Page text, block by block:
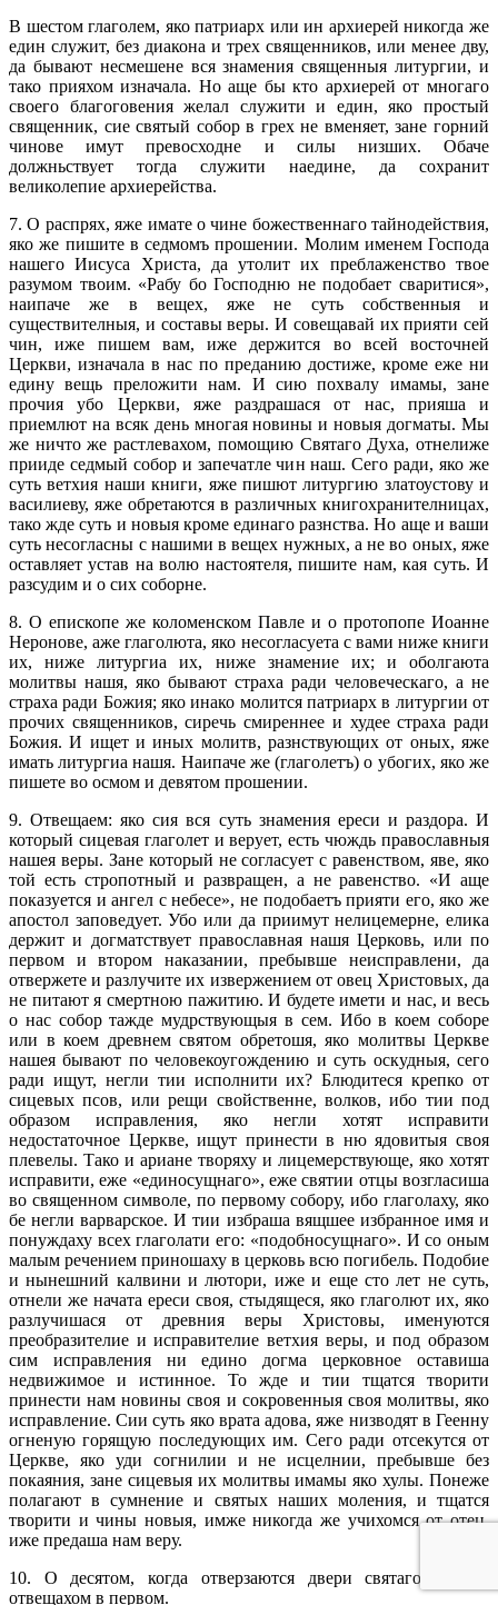
В шестом глаголем, яко патриарх или ин архиерей никогда же
един служит, без диакона и трех священников, или менее дву,
да бывают несмешене вся знамения священныя литургии, и
тако прияхом изначала. Но аще бы кто архиерей от многаго
своего благоговения желал служити и един, яко простый
священник, сие святый собор в грех не вменяет, зане горний
чинове имут превосходне и силы низших. Обаче
должньствует тогда служити наедине, да сохранит
великолепие архиерейства.
7. О распрях, яже имате о чине божественнаго тайнодействия,
яко же пишите в седмомъ прошении. Молим именем Господа
нашего Иисуса Христа, да утолит их преблаженство твое
разумом твоим. «Рабу бо Господню не подобает сваритися»,
наипаче же в вещех, яже не суть собственныя и
существителныя, и составы веры. И совещавай их прияти сей
чин, иже пишем вам, иже держится во всей восточней
Церкви, изначала в нас по преданию достиже, кроме еже ни
едину вещь преложити нам. И сию похвалу имамы, зане
прочия убо Церкви, яже раздрашася от нас, прияша и
приемлют на всяк день многая новины и новыя догматы. Мы
же ничто же растлевахом, помощию Святаго Духа, отнелиже
прииде седмый собор и запечатле чин наш. Сего ради, яко же
суть ветхия наши книги, яже пишют литургию златоустову и
василиеву, яже обретаются в различных книгохранителницах,
тако жде суть и новыя кроме единаго разнства. Но аще и ваши
суть несогласны с нашими в вещех нужных, а не во оных, яже
оставляет устав на волю настоятеля, пишите нам, кая суть. И
разсудим и о сих соборне.
8. О епископе же коломенском Павле и о протопопе Иоанне
Неронове, аже глаголюта, яко несогласуета с вами ниже книги
их, ниже литургиа их, ниже знамение их; и оболгаюта
молитвы нашя, яко бывают страха ради человеческаго, а не
страха ради Божия; яко инако молится патриарх в литургии от
прочих священников, сиречь смиреннее и худее страха ради
Божия. И ищет и иных молитв, разнствующих от оных, яже
имать литургиа нашя. Наипаче же (глаголетъ) о убогих, яко же
пишете во осмом и девятом прошении.
9. Отвещаем: яко сия вся суть знамения ереси и раздора. И
который сицевая глаголет и верует, есть чюждь православныя
нашея веры. Зане который не согласует с равенством, яве, яко
той есть стропотный и развращен, а не равенство. «И аще
показуется и ангел с небесе», не подобаетъ прияти его, яко же
апостол заповедует. Убо или да приимут нелицемерне, елика
держит и догматствует православная нашя Церковь, или по
первом и втором наказании, пребывше неисправлени, да
отвержете и разлучите их извержением от овец Христовых, да
не питают я смертною пажитию. И будете имети и нас, и весь
о нас собор тажде мудрствующыя в сем. Ибо в коем соборе
или в коем древнем святом обретошя, яко молитвы Церкве
нашея бывают по человекоугождению и суть оскудныя, сего
ради ищут, негли тии исполнити их? Блюдитеся крепко от
сицевых псов, или рещи свойственне, волков, ибо тии под
образом исправления, яко негли хотят исправити
недостаточное Церкве, ищут принести в ню ядовитыя своя
плевелы. Тако и ариане творяху и лицемерствующе, яко хотят
исправити, еже «единосущнаго», еже святии отцы возгласиша
во священном символе, по первому собору, ибо глаголаху, яко
бе негли варварское. И тии избраша вящшее избранное имя и
понуждаху всех глаголати его: «подобносущнаго». И со оным
малым речением приношаху в церковь всю погибель. Подобие
и нынешний калвини и лютори, иже и еще сто лет не суть,
отнели же начата ереси своя, стыдящеся, яко глаголют их, яко
разлучишася от древния веры Христовы, именуются
преобразителие и исправителие ветхия веры, и под образом
сим исправления ни едино догма церковное оставиша
недвижимое и истинное. То жде и тии тщатся творити
принести нам новины своя и сокровенныя своя молитвы, яко
исправление. Сии суть яко врата адова, яже низводят в Геенну
огненую горящую последующих им. Сего ради отсекутся от
Церкве, яко уди согнилии и не исцелнии, пребывше без
покаяния, зане сицевыя их молитвы имамы яко хулы. Понеже
полагают в сумнение и святых наших моления, и тщатся
творити и чины новыя, имже никогда же учихомся от отец,
иже предаша нам веру.
10. О десятом, когда отверзаются двери святаго олтаря,
отвещахом в первом.